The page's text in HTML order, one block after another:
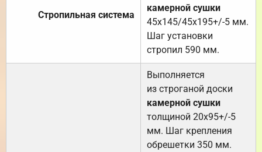
Стропильная система
камерной сушки
45х145/45х195+/-5 мм.
Шаг установки
стропил 590 мм.
Выполняется
из строганой доски
камерной сушки
толщиной 20х95+/-5
мм. Шаг крепления
обрешетки 350 мм.